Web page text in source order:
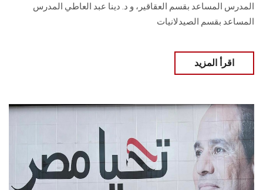
‏المدرس المساعد بقسم العقاقير، و د. دينا عبد العاطي ‏المدرس
المساعد بقسم الصيدلانيات
اقرأ المزيد